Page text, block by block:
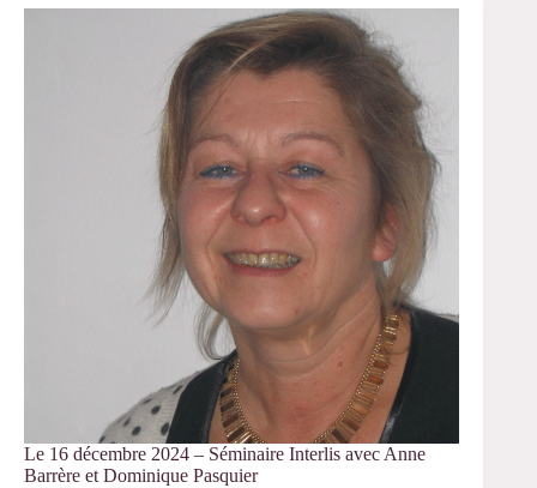
–
Communication
Gouellec,
Genève
Le 16 décembre 2024 – Séminaire Interlis avec Anne
Barrère et Dominique Pasquier